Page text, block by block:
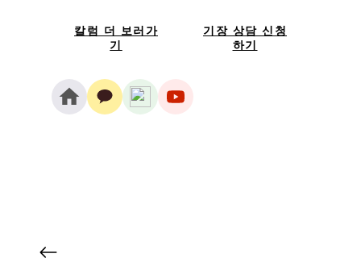
칼럼 더 보러가
기
기장 상담 신청
하기